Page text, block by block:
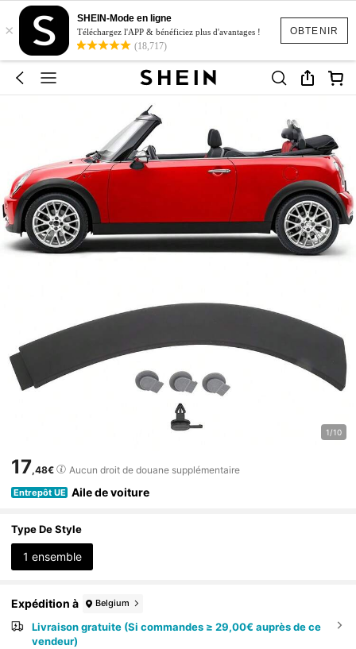
OBTENIR
×
SHEIN-Mode en ligne
Téléchargez l'APP & bénéficiez plus d'avantages !
(18,717)
1/10
17,48€ Aucun droit de douane supplémentaire
Entrepôt UE Aile de voiture
Type De Style
1 ensemble
Expédition à Belgium
Livraison gratuite (Si commandes ≥ 29,00€ auprès de ce
vendeur)